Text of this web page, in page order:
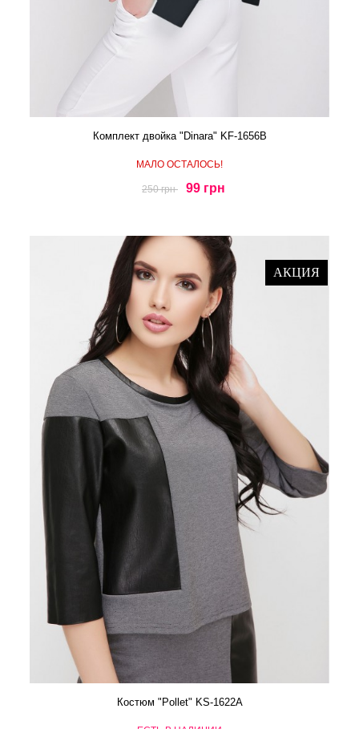
Комплект двойка "Dinara" KF-1656B
МАЛО ОСТАЛОСЬ!
250 грн 99 грн
АКЦИЯ
Костюм "Pollet" KS-1622A